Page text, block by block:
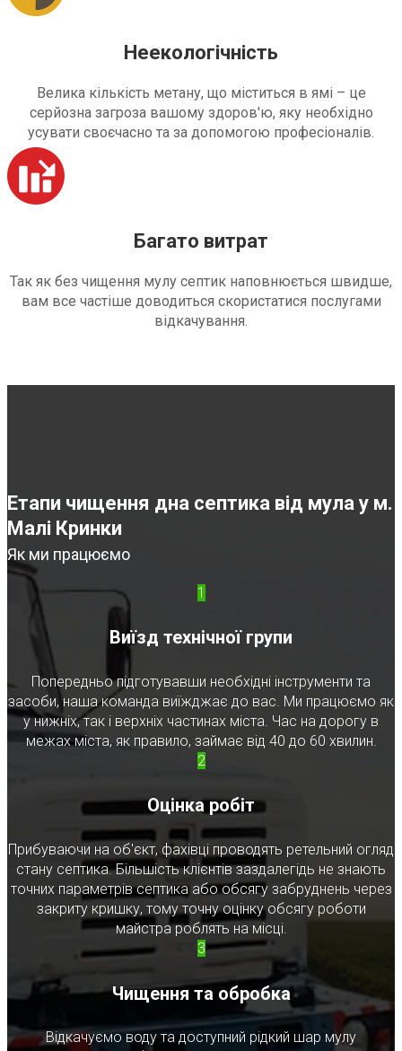
Неекологічність
Велика кількість метану, що міститься в ямі – це
серйозна загроза вашому здоров'ю, яку необхідно
усувати своєчасно та за допомогою професіоналів.
Багато витрат
Так як без чищення мулу септик наповнюється швидше,
вам все частіше доводиться скористатися послугами
відкачування.
Етапи чищення дна септика від мула у м.
Малі Кринки
Як ми працюємо
1
Виїзд технічної групи
Попередньо підготувавши необхідні інструменти та
засоби, наша команда виїжджає до вас. Ми працюємо як
у нижніх, так і верхніх частинах міста. Час на дорогу в
межах міста, як правило, займає від 40 до 60 хвилин.
2
Оцінка робіт
Прибуваючи на об'єкт, фахівці проводять ретельний огляд
стану септика. Більшість клієнтів заздалегідь не знають
точних параметрів септика або обсягу забруднень через
закриту кришку, тому точну оцінку обсягу роботи
майстра роблять на місці.
3
Чищення та обробка
Відкачуємо воду та доступний рідкий шар мулу